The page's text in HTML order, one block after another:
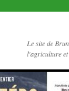
Le site de
l'agriculture